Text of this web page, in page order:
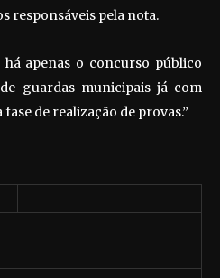
responsáveis pela nota.
apenas o concurso público
guardas municipais já com
de realização de provas.”